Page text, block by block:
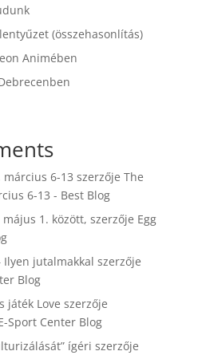
(összehasonlítás)
Animében
március 6-13 szerzője The
6-13 - Best Blog
1. között, szerzője Egg
Ilyen jutalmakkal szerzője
Blog
játék Love szerzője
Sport Center Blog
ígéri szerzője